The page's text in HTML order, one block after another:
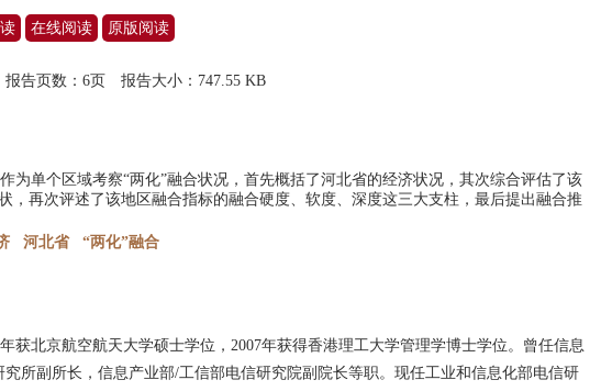
在线阅读 原版阅读
报告页数：6页 报告大小： 747.55 KB
为单个区域考察“两化”融合状况，首先概括了河北省的经济状况，其次综合评估了该
，再次评述了该地区融合指标的融合硬度、软度、深度这三大支柱，最后提出融合推
河北省 “两化”融合
年获北京航空航天大学硕士学位，2007年获得香港理工大学管理学博士学位。曾任信息
究所副所长，信息产业部/工信部电信研究院副院长等职。现任工业和信息化部电信研